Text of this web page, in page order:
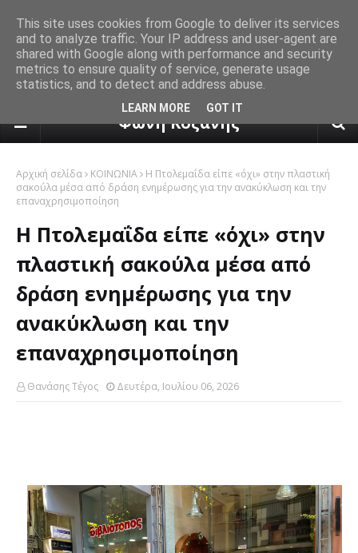
πρόγνωση καιρού από το
Φωνή Κοζάνης
Αρχική σελίδα ΚΟΙΝΩΝΙΑ
Η Πτολεμαΐδα είπε «όχι» στην πλαστική
σακούλα μέσα από δράση ενημέρωσης για την ανακύκλωση και την
επαναχρησιμοποίηση
Η Πτολεμαΐδα είπε «όχι» στην
πλαστική σακούλα μέσα από
δράση ενημέρωσης για την
ανακύκλωση και την
επαναχρησιμοποίηση
Θανάσης Τέγος Δευτέρα, Ιουλίου 06, 2026
This site uses cookies from Google to deliver its services
and to analyze traffic. Your IP address and user-agent are
shared with Google along with performance and security
metrics to ensure quality of service, generate usage
statistics, and to detect and address abuse.
LEARN MORE GOT IT